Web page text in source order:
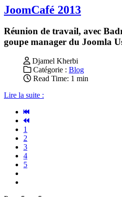
JoomCafé 2013
Réunion de travail, avec
goupe manager du Joomla
Djamel Kherbi
Catégorie : Blog
Read Time: 1 min
Lire la suite :
1
2
3
4
5